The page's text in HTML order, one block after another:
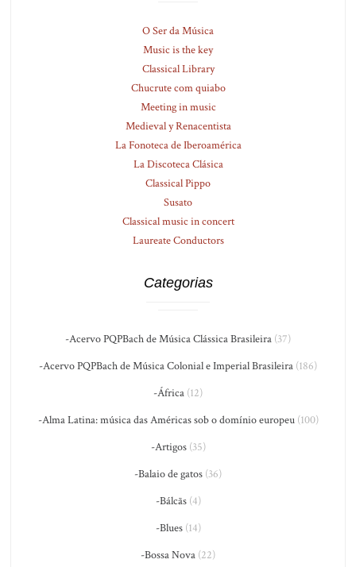
O Ser da Música
Music is the key
Classical Library
Chucrute com quiabo
Meeting in music
Medieval y Renacentista
La Fonoteca de Iberoamérica
La Discoteca Clásica
Classical Pippo
Susato
Classical music in concert
Laureate Conductors
Categorias
-Acervo PQPBach de Música Clássica Brasileira (37)
-Acervo PQPBach de Música Colonial e Imperial Brasileira (186)
-África (12)
-Alma Latina: música das Américas sob o domínio europeu(100)
-Artigos(35)
-Balaio de gatos (36)
-Bálcãs(4)
-Blues(14)
-Bossa Nova (22)